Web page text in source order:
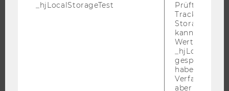
_hjLocalStorageTest
Prüft, ob der
Tracking
Storage
kann. Wenn
Wert 1
haben keine
Verfallszeit,
aber fast